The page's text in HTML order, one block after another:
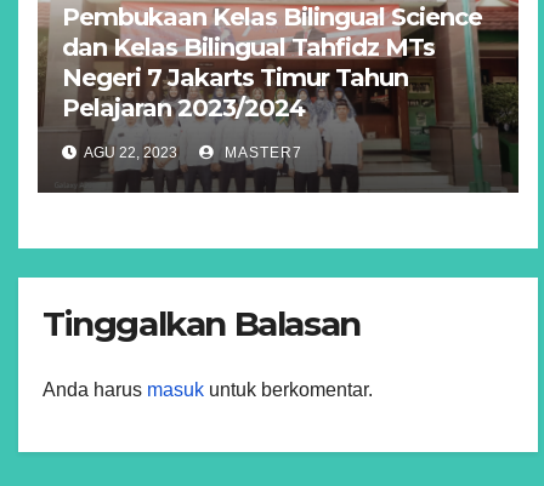
Pembukaan Kelas Bilingual Science
dan Kelas Bilingual Tahfidz MTs
Negeri 7 Jakarts Timur Tahun
Pelajaran 2023/2024
AGU 22, 2023 MASTER7
Tinggalkan Balasan
Anda harus masuk untuk berkomentar.